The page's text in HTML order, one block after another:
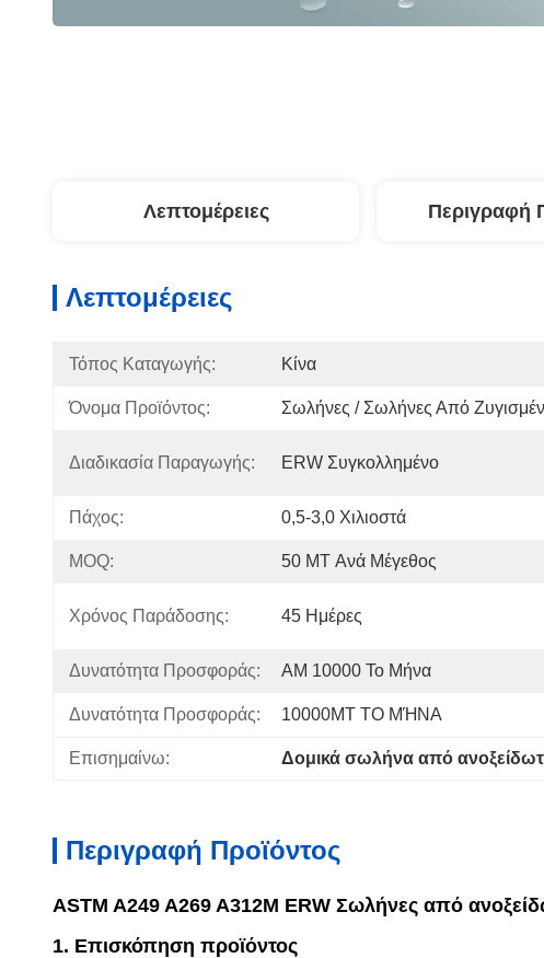
Λεπτομέρειες Περιγραφή
Λεπτομέρειες
Τόπος Καταγωγής: Κίνα
Όνομα Προϊόντος: Σωλήνες / Σωλήνες Από
Διαδικασία Παραγωγής: ERW Συγκολλημένο
Πάχος: 0,5-3,0 Χιλιοστά
MOQ: 50 MT Ανά Μέγεθος
Χρόνος Παράδοσης: 45 Ημέρες
Δυνατότητα Προσφοράς: ΑΜ 10000 Το Μήνα
Δυνατότητα Προσφοράς: 10000MT ΤΟ ΜΉΝΑ
Επισημαίνω: Δομικά σωλήνα από
Περιγραφή Προϊόντος
ASTM A249 A269 A312M ERW Σωλήνες από
1. Επισκόπηση προϊόντος